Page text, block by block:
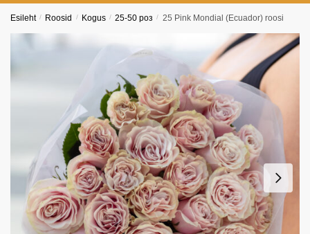
Esileht / Roosid / Kogus / 25-50 роз / 25 Pink Mondial (Ecuador) roosi